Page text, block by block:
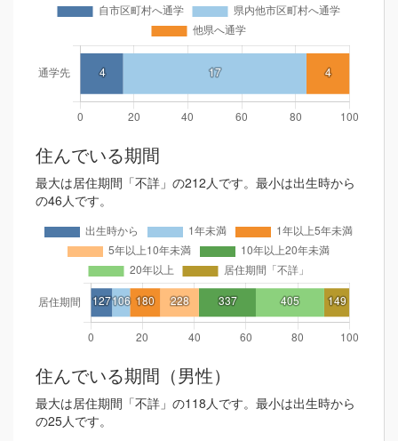
住んでいる期間
最大は居住期間「不詳」の212人です。最小は出生時から
の46人です。
住んでいる期間（男性）
最大は居住期間「不詳」の118人です。最小は出生時から
の25人です。